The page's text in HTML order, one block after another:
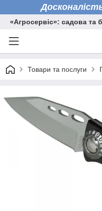
«Агросервіс»: садова та
Товари та послуги